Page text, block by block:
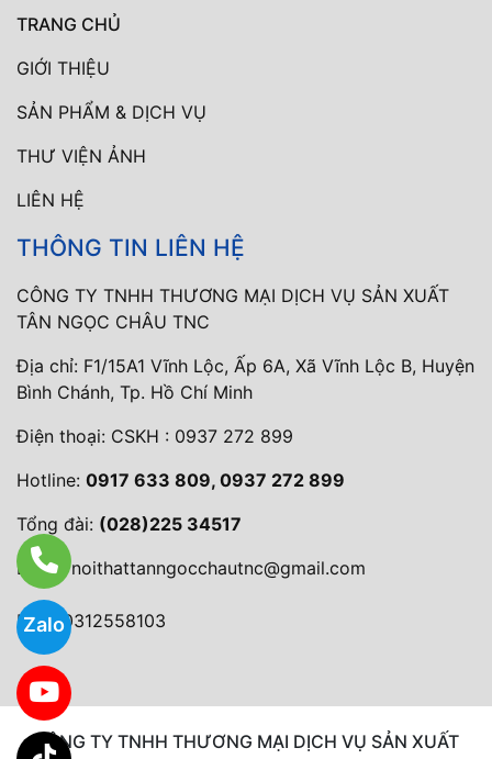
Zalo
TRANG CHỦ
GIỚI THIỆU
SẢN PHẨM & DỊCH VỤ
THƯ VIỆN ẢNH
LIÊN HỆ
THÔNG TIN LIÊN HỆ
CÔNG TY TNHH THƯƠNG MẠI DỊCH VỤ SẢN XUẤT
TÂN NGỌC CHÂU TNC
Địa chỉ: F1/15A1 Vĩnh Lộc, Ấp 6A, Xã Vĩnh Lộc B, Huyện
Bình Chánh, Tp. Hồ Chí Minh
Điện thoại: CSKH : 0937 272 899
Hotline: 0917 633 809, 0937 272 899
Tổng đài: (028)225 34517
Email:noithattanngocchautnc@gmail.com
MST: 0312558103
CÔNG TY TNHH THƯƠNG MẠI DỊCH VỤ SẢN XUẤT